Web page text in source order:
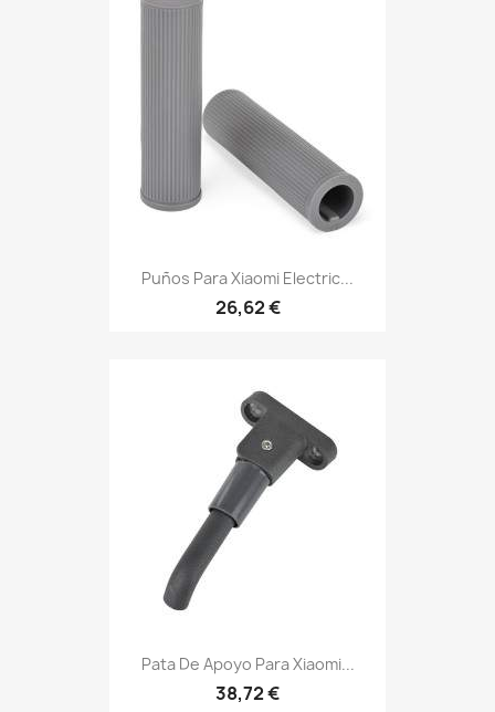
Puños Para Xiaomi Electric...
26,62 €
Pata De Apoyo Para Xiaomi...
38,72 €